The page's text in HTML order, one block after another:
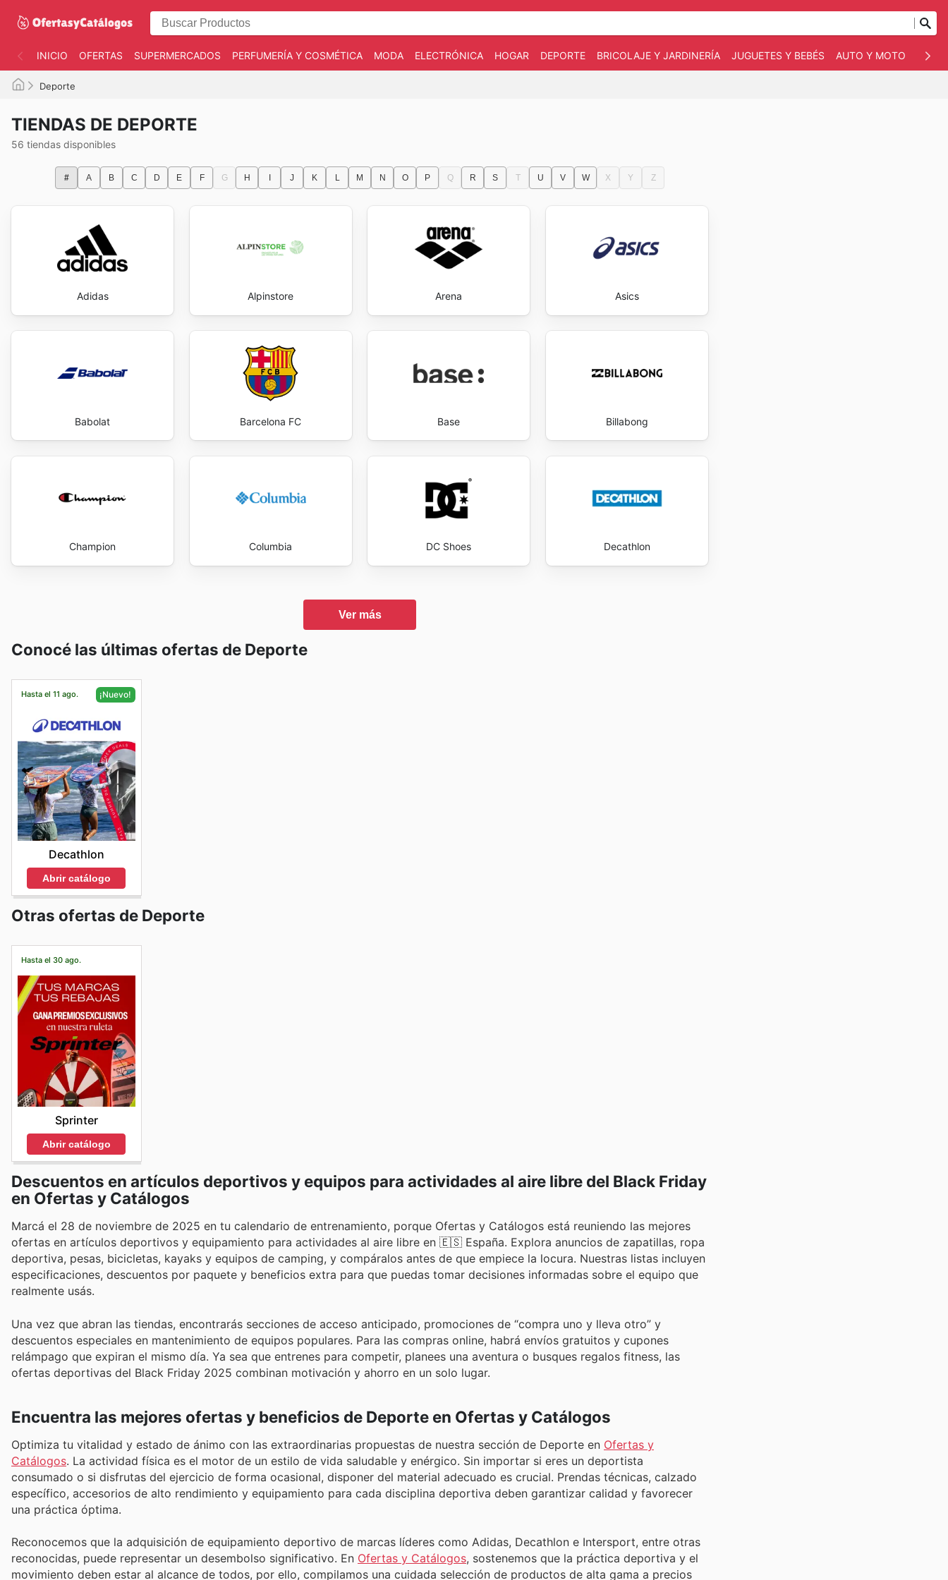
INICIO OFERTAS SUPERMERCADOS PERFUMERÍA Y COSMÉTICA MODA ELECTRÓNICA HOGAR DEPORTE BRICOLAJE Y JARDINERÍA JUGUETES Y BEBÉS AUTO Y MOTO
Deporte
TIENDAS DE DEPORTE
56 tiendas disponibles
# A B C D E F G H J K L M N O P Q R S T U V W X Y Z
Adidas Alpinstore Arena Asics
Babolat Barcelona FC Base Billabong
Champion Columbia DC Shoes Decathlon
Ver más
Conocé las últimas ofertas de Deporte
Hasta el 11 ago. ¡Nuevo!
Decathlon
Abrir catálogo
Otras ofertas de Deporte
Hasta el 30 ago.
Sprinter
Abrir catálogo
Descuentos en artículos deportivos y equipos para actividades al aire libre del Black Friday
en Ofertas y Catálogos
Marcá el 28 de noviembre de 2025 en tu calendario de entrenamiento, porque Ofertas y Catálogos está reuniendo las mejores
ofertas en artículos deportivos y equipamiento para actividades al aire libre en 🇪🇸 España. Explora anuncios de zapatillas, ropa
deportiva, pesas, bicicletas, kayaks y equipos de camping, y compáralos antes de que empiece la locura. Nuestras listas incluyen
especificaciones, descuentos por paquete y beneficios extra para que puedas tomar decisiones informadas sobre el equipo que
realmente usás.
Una vez que abran las tiendas, encontrarás secciones de acceso anticipado, promociones de “compra uno y lleva otro” y
descuentos especiales en mantenimiento de equipos populares. Para las compras online, habrá envíos gratuitos y cupones
relámpago que expiran el mismo día. Ya sea que entrenes para competir, planees una aventura o busques regalos fitness, las
ofertas deportivas del Black Friday 2025 combinan motivación y ahorro en un solo lugar.
Encuentra las mejores ofertas y beneficios de Deporte en Ofertas y Catálogos
Optimiza tu vitalidad y estado de ánimo con las extraordinarias propuestas de nuestra sección de Deporte en Ofertas y
Catálogos. La actividad física es el motor de un estilo de vida saludable y enérgico. Sin importar si eres un deportista
consumado o si disfrutas del ejercicio de forma ocasional, disponer del material adecuado es crucial. Prendas técnicas, calzado
específico, accesorios de alto rendimiento y equipamiento para cada disciplina deportiva deben garantizar calidad y favorecer
una práctica óptima.
Reconocemos que la adquisición de equipamiento deportivo de marcas líderes como Adidas, Decathlon e Intersport, entre otras
reconocidas, puede representar un desembolso significativo. En Ofertas y Catálogos, sostenemos que la práctica deportiva y el
movimiento deben estar al alcance de todos, por ello, compilamos una cuidada selección de productos de alta gama a precios